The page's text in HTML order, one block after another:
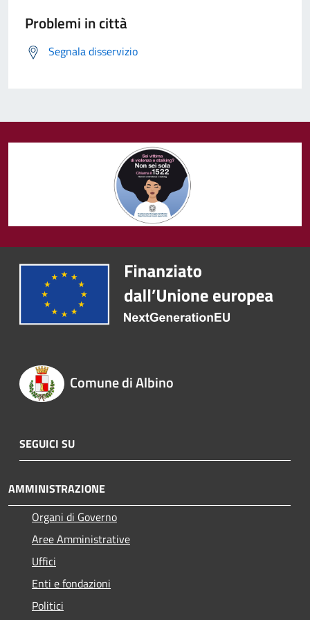
Problemi in città
Segnala disservizio
Comune di Albino
SEGUICI SU
AMMINISTRAZIONE
Organi di Governo
Aree Amministrative
Uffici
Enti e fondazioni
Politici